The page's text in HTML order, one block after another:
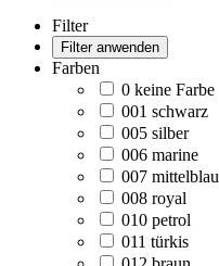
Filter
Filter anwenden
Farben
0 keine Farbe
001 schwarz
005 silber
006 marine
007 mittelblau
008 royal
010 petrol
011 türkis